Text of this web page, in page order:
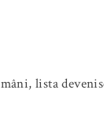
lista